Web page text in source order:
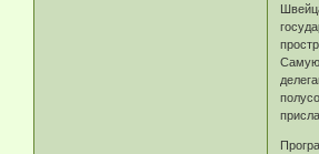
Самую